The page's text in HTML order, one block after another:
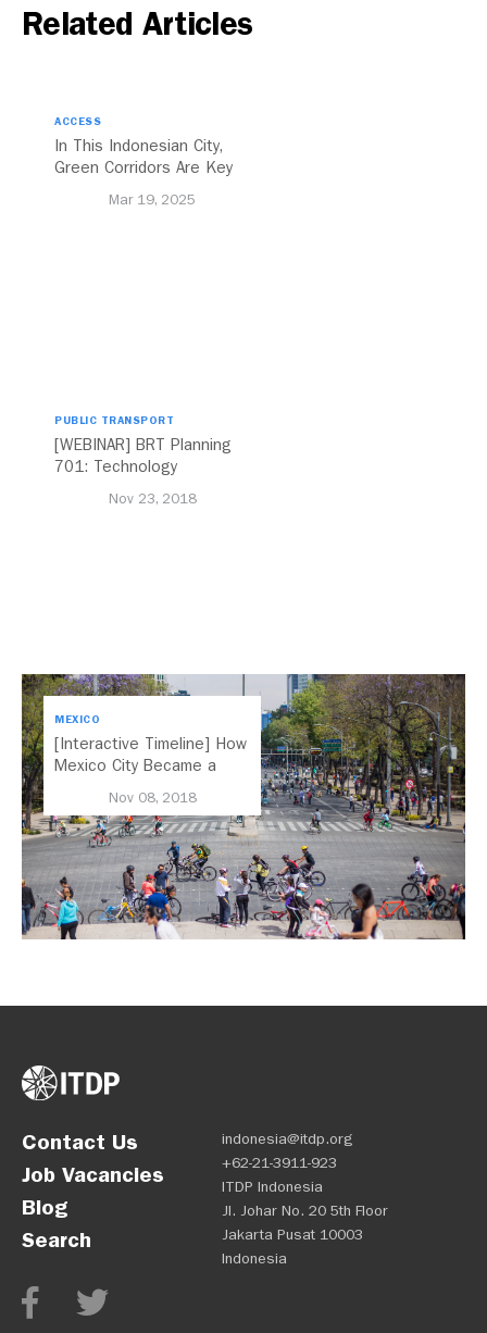
Related Articles
ACCESS
In This Indonesian City,
Green Corridors Are Key
Mar 19, 2025
PUBLIC TRANSPORT
[WEBINAR] BRT Planning
701: Technology
Nov 23, 2018
MEXICO
[Interactive Timeline] How
Mexico City Became a
Nov 08, 2018
Contact Us
Job Vacancies
Blog
Search
indonesia@itdp.org
+62-21-3911-923
ITDP Indonesia
Jl. Johar No. 20 5th Floor
Jakarta Pusat 10003
Indonesia